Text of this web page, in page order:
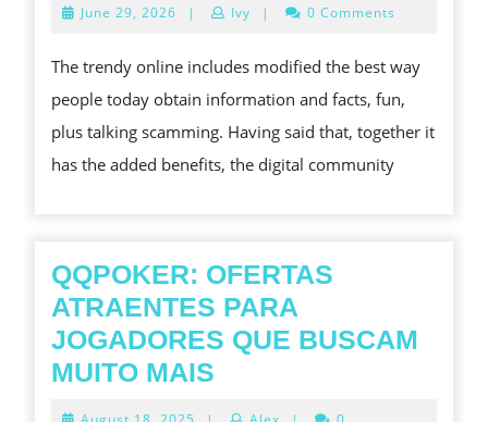
BOKEP
PLUS
HOAX
ANTICIPATION
June 29, 2026 June
| Ivy | 0 Comments
The trendy online includes modified the best way
people today obtain information and facts, fun,
plus talking scamming. Having said that, together it
has the added benefits, the digital community
QQPOKER: OFERTAS
ATRAENTES PARA
JOGADORES QUE BUSCAM
MUITO MAIS